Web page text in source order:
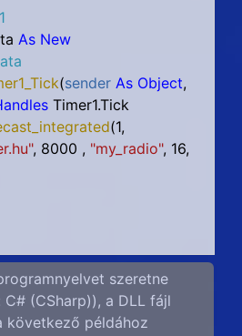
As New
(sender As Object,
Timer1.Tick
(1,
, 8000 , "my_radio", 16,
szeretne
C# (CSharp)), a DLL fájl
következő példához